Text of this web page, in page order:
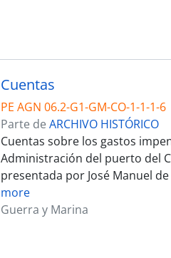
Cuentas
PE AGN 06.2-G1-GM-CO-1-1-1-6
Parte de ARCHIVO HISTÓRICO
Cuentas sobre los gastos
Administración del puerto del
presentada por José Manuel
more
Guerra y Marina